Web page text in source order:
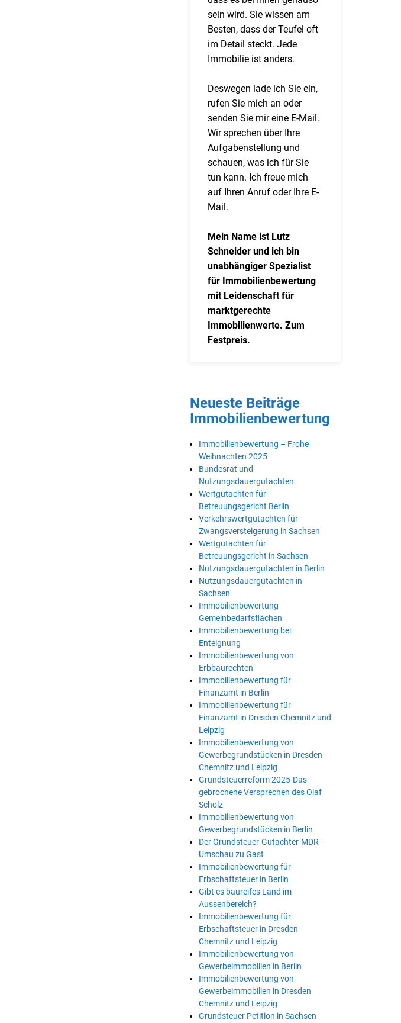
sein wird. Sie wissen am
Besten, dass der Teufel oft
im Detail steckt. Jede
Immobilie ist anders.
Deswegen lade ich Sie ein,
rufen Sie mich an oder
senden Sie mir eine E-Mail.
Wir sprechen über Ihre
Aufgabenstellung und
schauen, was ich für Sie
tun kann. Ich freue mich
auf Ihren Anruf oder Ihre E-
Mail.
Mein Name ist Lutz
Schneider und ich bin
unabhängiger Spezialist
für Immobilienbewertung
mit Leidenschaft für
marktgerechte
Immobilienwerte. Zum
Festpreis.
Neueste Beiträge
Immobilienbewertung
Immobilienbewertung – Frohe
Weihnachten 2025
Bundesrat und
Nutzungsdauergutachten
Wertgutachten für
Betreuungsgericht Berlin
Verkehrswertgutachten für
Zwangsversteigerung in Sachsen
Wertgutachten für
Betreuungsgericht in Sachsen
Nutzungsdauergutachten in Berlin
Nutzungsdauergutachten in
Sachsen
Immobilienbewertung
Gemeinbedarfsflächen
Immobilienbewertung bei
Enteignung
Immobilienbewertung von
Erbbaurechten
Immobilienbewertung für
Finanzamt in Berlin
Immobilienbewertung für
Finanzamt in Dresden Chemnitz und
Leipzig
Immobilienbewertung von
Gewerbegrundstücken in Dresden
Chemnitz und Leipzig
Grundsteuerreform 2025-Das
gebrochene Versprechen des Olaf
Scholz
Immobilienbewertung von
Gewerbegrundstücken in Berlin
Der Grundsteuer-Gutachter-MDR-
Umschau zu Gast
Immobilienbewertung für
Erbschaftsteuer in Berlin
Gibt es baureifes Land im
Aussenbereich?
Immobilienbewertung für
Erbschaftsteuer in Dresden
Chemnitz und Leipzig
Immobilienbewertung von
Gewerbeimmobilien in Berlin
Immobilienbewertung von
Gewerbeimmobilien in Dresden
Chemnitz und Leipzig
Grundsteuer Petition in Sachsen